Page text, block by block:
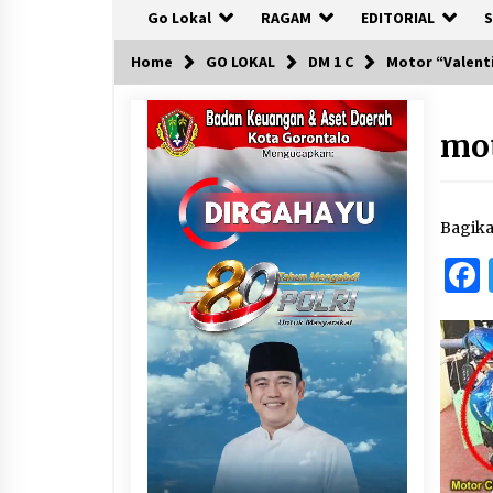
Go Lokal RAGAM EDITORIAL
Home GO LOKAL DM 1 C Motor